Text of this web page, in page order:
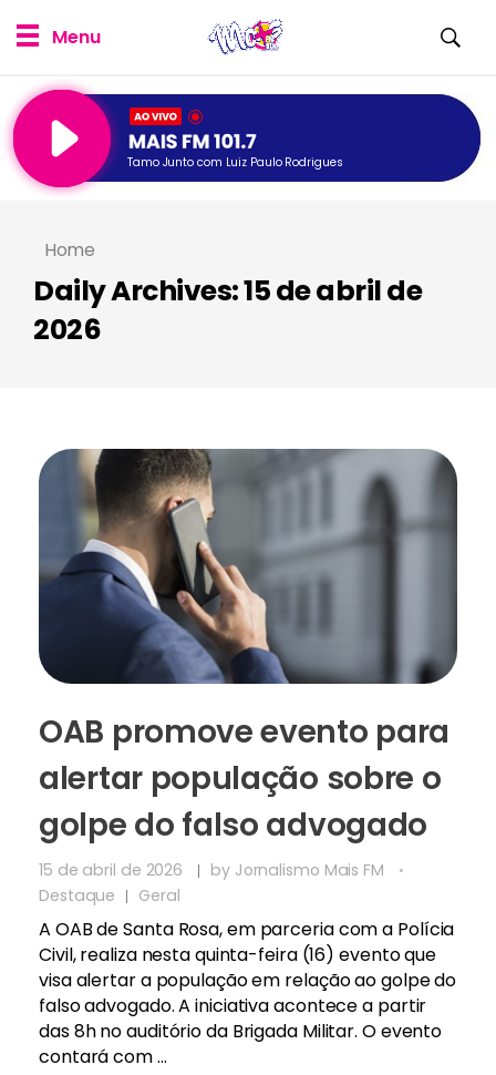
Tamo Junto com Luiz Paulo Rodrigues
Home
Daily Archives: 15 de abril de
2026
OAB promove evento para
alertar população sobre o
golpe do falso advogado
15 de abril de 2026 by Jornalismo Mais FM
Destaque
Geral
A OAB de Santa Rosa, em parceria com a Polícia
Civil, realiza nesta quinta-feira (16) evento que
visa alertar a população em relação ao golpe do
falso advogado. A iniciativa acontece a partir
das 8h no auditório da Brigada Militar. O evento
contará com ...